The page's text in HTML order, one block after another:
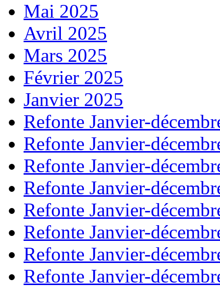
Mai 2025
Avril 2025
Mars 2025
Février 2025
Janvier 2025
Refonte Janvier-
Refonte Janvier-
Refonte Janvier-
Refonte Janvier-
Refonte Janvier-
Refonte Janvier-
Refonte Janvier-
Refonte Janvier-